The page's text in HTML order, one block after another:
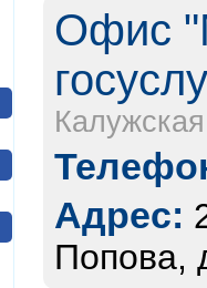
Офис
Адрес:
Попова,